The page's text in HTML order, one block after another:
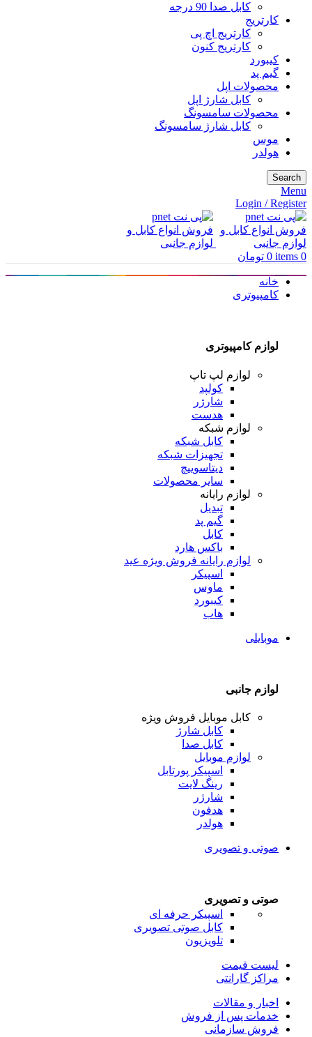
کابل صدا 90 درجه
کارتریج
کارتریج اچ پی
کارتریج کنون
کیبورد
گیم پد
محصولات اپل
کابل شارژ اپل
محصولات سامسونگ
کابل شارژ سامسونگ
موس
هولدر
Search
Menu
Login / Register
0
items
0 تومان
خانه
کامپیوتری
لوازم کامپیوتری
لوازم لپ تاپ
کولپد
شارژر
هدست
لوازم شبکه
کابل شبکه
تجهیزات شبکه
دیتاسوییچ
سایر محصولات
لوازم رایانه
تبدیل
گیم پد
کابل
باکس هارد
لوازم رایانه فروش ویژه عید
اسپیکر
ماوس
کیبورد
هاب
موبایلی
لوازم جانبی
کابل موبایل فروش ویژه
کابل شارژ
کابل صدا
لوازم موبایل
اسپیکر پورتابل
رینگ لایت
شارژر
هدفون
هولدر
صوتی و تصویری
صوتی و تصویری
اسپیکر حرفه ای
کابل صوتی تصویری
تلویزیون
لیست قیمت
مراکز گارانتی
اخبار و مقالات
خدمات پس از فروش
فروش سازمانی